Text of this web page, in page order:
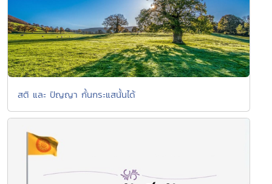
สติ และ ปัญญา กั้นกระแสนั้นได้